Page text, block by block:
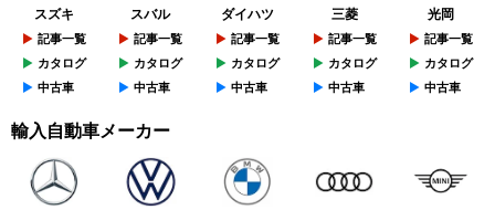
スズキ
記事一覧
カタログ
中古車
スバル
記事一覧
カタログ
中古車
ダイハツ
記事一覧
カタログ
中古車
三菱
記事一覧
カタログ
中古車
光岡
記事一覧
カタログ
中古車
輸入自動車メーカー